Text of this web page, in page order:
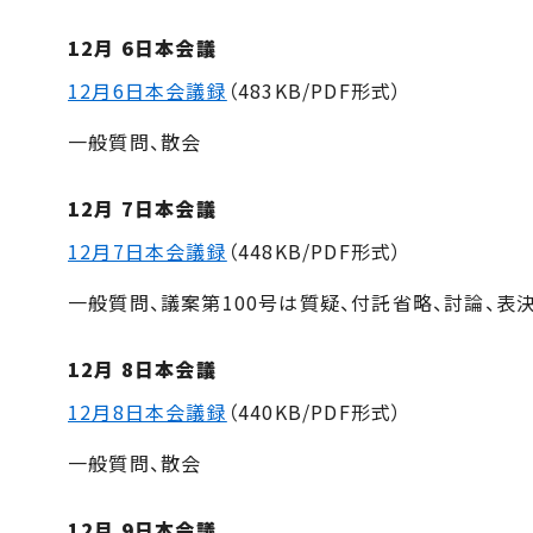
12月 6日本会議
12月6日本会議録 （483KB/PDF形式）
一般質問、散会
12月 7日本会議
12月7日本会議録 （448KB/PDF形式）
一般質問、議案第100号は質疑、付託省略、討論、表
12月 8日本会議
12月8日本会議録 （440KB/PDF形式）
一般質問、散会